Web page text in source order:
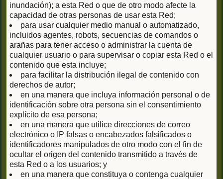
inundación); a esta Red o que de otro modo afecte la
capacidad de otras personas de usar esta Red;
para usar cualquier medio manual o automatizado,
incluidos agentes, robots, secuencias de comandos o
arañas para tener acceso o administrar la cuenta de
cualquier usuario o para supervisar o copiar esta Red o el
contenido que esta incluye;
para facilitar la distribución ilegal de contenido con
derechos de autor;
en una manera que incluya información personal o de
identificación sobre otra persona sin el consentimiento
explícito de esa persona;
en una manera que utilice direcciones de correo
electrónico o IP falsas o encabezados falsificados o
identificadores manipulados de otro modo con el fin de
ocultar el origen del contenido transmitido a través de
esta Red o a los usuarios; y
en una manera que constituya o contenga cualquier